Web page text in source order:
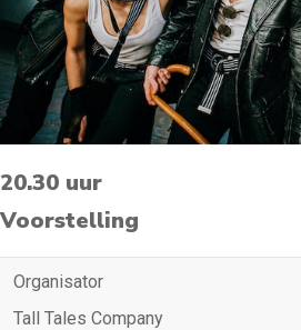
20.30 uur
Voorstelling
Organisator
Tall Tales Company